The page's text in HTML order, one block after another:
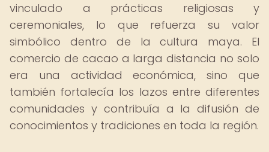
vinculado a prácticas religiosas y
ceremoniales, lo que refuerza su valor
simbólico dentro de la cultura maya. El
comercio de cacao a larga distancia no solo
era una actividad económica, sino que
también fortalecía los lazos entre diferentes
comunidades y contribuía a la difusión de
conocimientos y tradiciones en toda la región.